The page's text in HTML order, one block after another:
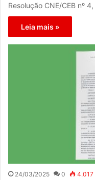
Resolução CNE/CEB nº
Leia mais »
24/03/2025 0 4.017